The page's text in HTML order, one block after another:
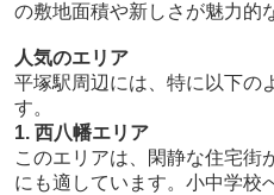
の敷地面積や新しさが魅力的
人気のエリア
平塚駅周辺には、特に以下の
す。
1. 西八幡エリア
このエリアは、閑静な住宅街
にも適しています。小中学校